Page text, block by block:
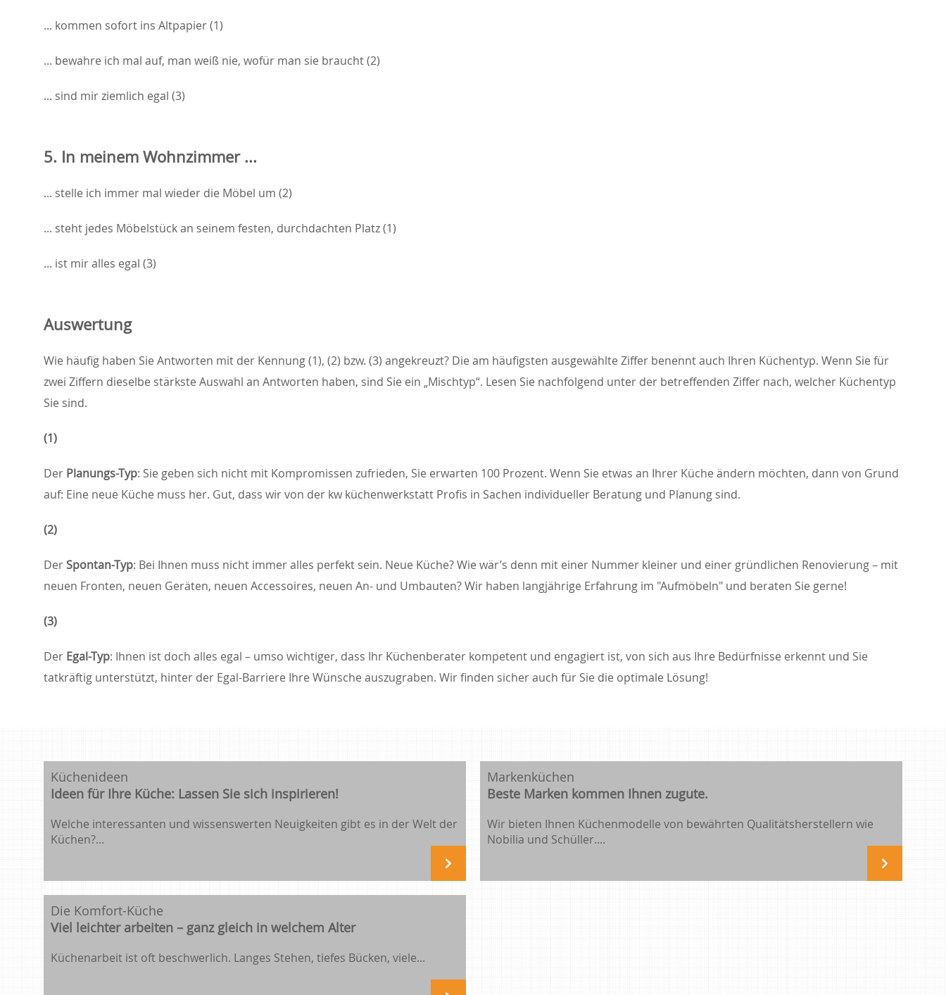
... kommen sofort ins Altpapier (1)
... bewahre ich mal auf, man weiß nie, wofür man sie braucht (2)
... sind mir ziemlich egal (3)
5. In meinem Wohnzimmer ...
... stelle ich immer mal wieder die Möbel um (2)
... steht jedes Möbelstück an seinem festen, durchdachten Platz (1)
... ist mir alles egal (3)
Auswertung
Wie häufig haben Sie Antworten mit der Kennung (1), (2) bzw. (3) angekreuzt? Die am häufigsten ausgewählte Ziffer benennt auch Ihren Küchentyp. Wenn Sie für
zwei Ziffern dieselbe stärkste Auswahl an Antworten haben, sind Sie ein „Mischtyp“. Lesen Sie nachfolgend unter der betreffenden Ziffer nach, welcher Küchentyp
Sie sind.
(1)
Der Planungs-Typ: Sie geben sich nicht mit Kompromissen zufrieden, Sie erwarten 100 Prozent. Wenn Sie etwas an Ihrer Küche ändern möchten, dann von Grund
auf: Eine neue Küche muss her. Gut, dass wir von der kw küchenwerkstatt Profis in Sachen individueller Beratung und Planung sind.
(2)
DerSpontan-Typ: Bei Ihnen muss nicht immer alles perfekt sein. Neue Küche? Wie wär’s denn mit einer Nummer kleiner und einer gründlichen Renovierung – mit
neuen Fronten, neuen Geräten, neuen Accessoires, neuen An- und Umbauten? Wir haben langjährige Erfahrung im "Aufmöbeln" und beraten Sie gerne!
(3)
Der Egal-Typ: Ihnen ist doch alles egal – umso wichtiger, dass Ihr Küchenberater kompetent und engagiert ist, von sich aus Ihre Bedürfnisse erkennt und Sie
tatkräftig unterstützt, hinter der Egal-Barriere Ihre Wünsche auszugraben. Wir finden sicher auch für Sie die optimale Lösung!
Küchenideen
Ideen für Ihre Küche: Lassen Sie sich inspirieren!
Welche interessanten und wissenswerten Neuigkeiten gibt es in der Welt der
Küchen?...
Markenküchen
Beste Marken kommen Ihnen zugute.
Wir bieten Ihnen Küchenmodelle von bewährten Qualitätsherstellern wie
Nobilia und Schüller....
Die Komfort-Küche
Viel leichter arbeiten – ganz gleich in welchem Alter
Küchenarbeit ist oft beschwerlich. Langes Stehen, tiefes Bücken, viele...